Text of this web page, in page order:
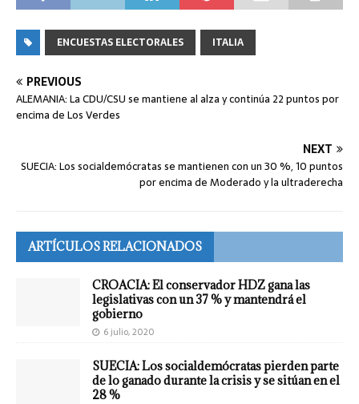
ENCUESTAS ELECTORALES ITALIA
PREVIOUS
ALEMANIA: La CDU/CSU se mantiene al alza y continúa 22 puntos por
encima de Los Verdes
NEXT
SUECIA: Los socialdemócratas se mantienen con un 30 %, 10 puntos
por encima de Moderado y la ultraderecha
ARTÍCULOS RELACIONADOS
CROACIA: El conservador HDZ gana las
legislativas con un 37 % y mantendrá el
gobierno
6 julio, 2020
SUECIA: Los socialdemócratas pierden parte
de lo ganado durante la crisis y se sitúan en el
28 %